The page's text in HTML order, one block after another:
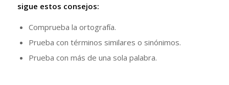
sigue estos consejos:
Comprueba la ortografía.
Prueba con términos similares o sinónimos.
Prueba con más de una sola palabra.